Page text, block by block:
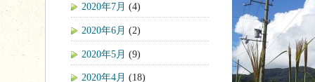
2020年7月 (4)
2020年6月 (2)
2020年5月 (9)
2020年4月 (18)